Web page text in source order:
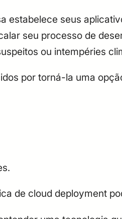
estabelece seus
seu processo de
ou intempéries
por torná-la uma
de cloud deployment